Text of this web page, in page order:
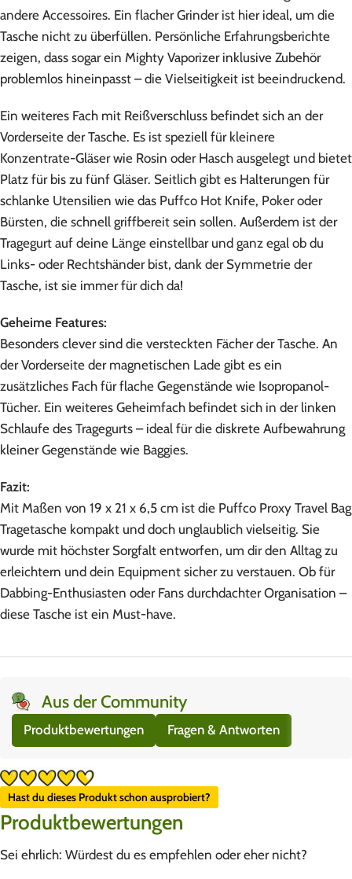
andere Accessoires. Ein flacher Grinder ist hier ideal, um die
Tasche nicht zu überfüllen. Persönliche Erfahrungsberichte
zeigen, dass sogar ein Mighty Vaporizer inklusive Zubehör
problemlos hineinpasst – die Vielseitigkeit ist beeindruckend.
Ein weiteres Fach mit Reißverschluss befindet sich an der
Vorderseite der Tasche. Es ist speziell für kleinere
Konzentrate-Gläser wie Rosin oder Hasch ausgelegt und bietet
Platz für bis zu fünf Gläser. Seitlich gibt es Halterungen für
schlanke Utensilien wie das Puffco Hot Knife, Poker oder
Bürsten, die schnell griffbereit sein sollen. Außerdem ist der
Tragegurt auf deine Länge einstellbar und ganz egal ob du
Links- oder Rechtshänder bist, dank der Symmetrie der
Tasche, ist sie immer für dich da!
Geheime Features:
Besonders clever sind die versteckten Fächer der Tasche. An
der Vorderseite der magnetischen Lade gibt es ein
zusätzliches Fach für flache Gegenstände wie Isopropanol-
Tücher. Ein weiteres Geheimfach befindet sich in der linken
Schlaufe des Tragegurts – ideal für die diskrete Aufbewahrung
kleiner Gegenstände wie Baggies.
Fazit:
Mit Maßen von 19 x 21 x 6,5 cm ist die Puffco Proxy Travel Bag
Tragetasche kompakt und doch unglaublich vielseitig. Sie
wurde mit höchster Sorgfalt entworfen, um dir den Alltag zu
erleichtern und dein Equipment sicher zu verstauen. Ob für
Dabbing-Enthusiasten oder Fans durchdachter Organisation –
diese Tasche ist ein Must-have.
Aus der Community
Produktbewertungen Fragen & Antworten
Hast du dieses Produkt schon ausprobiert?
Produktbewertungen
Sei ehrlich: Würdest du es empfehlen oder eher nicht?